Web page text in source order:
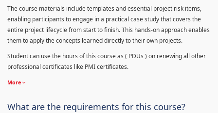
The course materials include templates and essential project risk items,
enabling participants to engage in a practical case study that covers the
entire project lifecycle from start to finish. This hands-on approach enables
them to apply the concepts learned directly to their own projects.
Student can use the hours of this course as ( PDUs ) on renewing all other
professional certificates like PMI certificates.
More
What are the requirements for this course?